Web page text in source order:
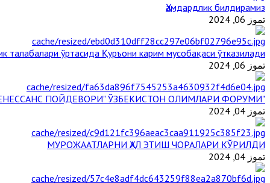
Ҳамдардлик билдирамиз
تموز 06, 2024
талабалари ўртасида Қуръони карим мусобақаси ўтказилади
تموز 06, 2024
"БУЮК АЖДОДЛАР МЕРОСИ – III РЕНЕССАНС ПОЙДЕВОРИ" ЎЗБЕКИСТОН ОЛИМЛАРИ ФОРУМИ
تموز 04, 2024
МУРОЖААТЛАРНИ ҲАЛ ЭТИШ ЧОРАЛАРИ КЎРИЛДИ
تموز 04, 2024